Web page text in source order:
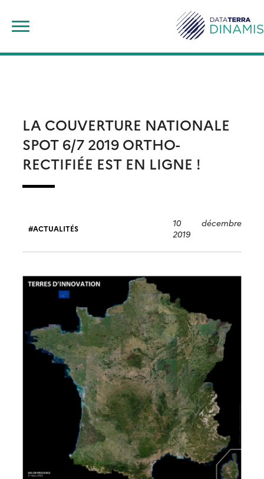
content
LA COUVERTURE NATIONALE
SPOT 6/7 2019 ORTHO-
RECTIFIÉE EST EN LIGNE !
ACTUALITÉS
10 décembre
2019